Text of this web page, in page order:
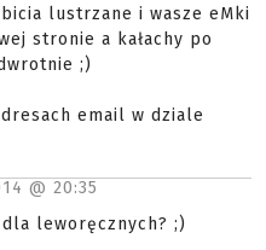
lustrzane i wasze eMki
stronie a kałachy po
;)
email w dziale
@ 20:35
leworęcznych? ;)